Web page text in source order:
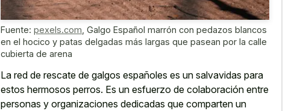
Fuente: pexels.com Galgo Español marrón con pedazos blancos
en el hocico y patas delgadas más largas que pasean por la calle
cubierta de arena
La red de rescate de galgos españoles es un salvavidas para
estos hermosos perros. Es un esfuerzo de colaboración entre
personas y organizaciones dedicadas que comparten un